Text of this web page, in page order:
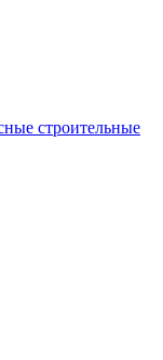
строительные